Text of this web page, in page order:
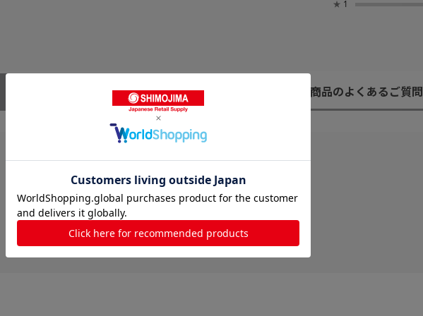
★ 1
商品のよくあるご質問
レビューはありません。